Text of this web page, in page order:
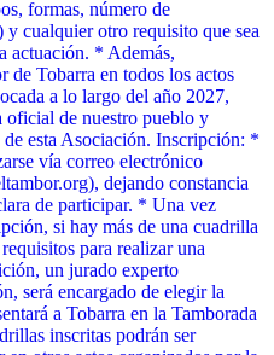
formas, número de
cualquier otro requisito que sea
actuación. * Además,
de Tobarra en todos los actos
a lo largo del año 2027,
oficial de nuestro pueblo y
esta Asociación. Inscripción: *
vía correo electrónico
dejando constancia
de participar. * Una vez
si hay más de una cuadrilla
para realizar una
un jurado experto
será encargado de elegir la
a Tobarra en la Tamborada
inscritas podrán ser